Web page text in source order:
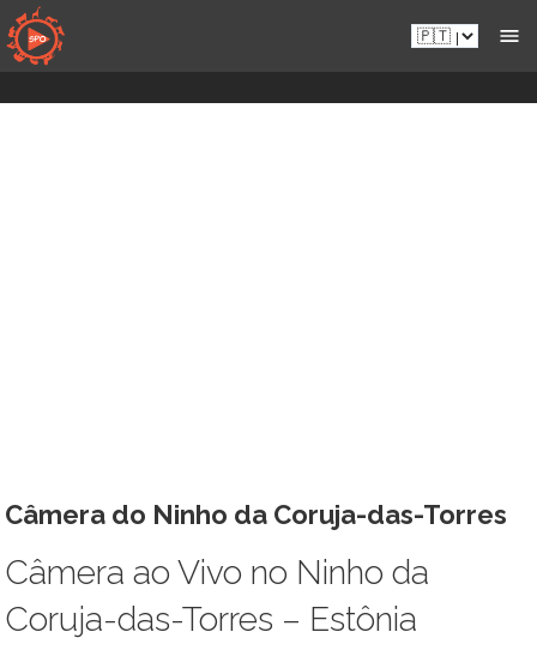
Aceder
diretamente
ao
conteúdo
Pt.sportsmansparadiseonline.com
Câmera do Ninho da Coruja-das-Torres
Câmera ao Vivo no Ninho da
Coruja-das-Torres – Estônia